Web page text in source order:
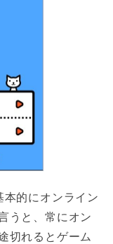
的にオンライン
うと、常にオン
切れるとゲーム